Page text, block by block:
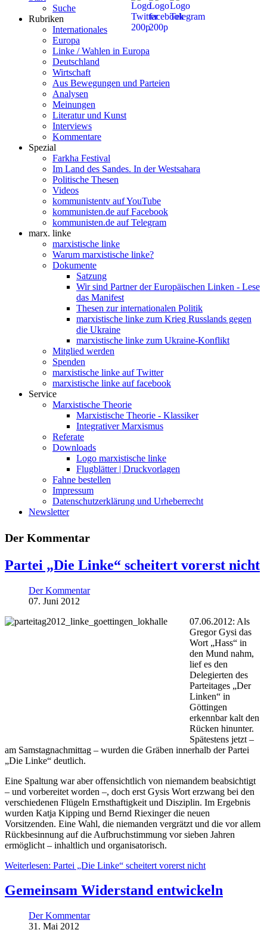
Suche
Rubriken
Internationales
Europa
Linke / Wahlen in Europa
Deutschland
Wirtschaft
Aus Bewegungen und Parteien
Analysen
Meinungen
Literatur und Kunst
Interviews
Kommentare
Spezial
Farkha Festival
Im Land des Sandes. In der Westsahara
Politische Thesen
Videos
kommunistentv auf YouTube
kommunisten.de auf Facebook
kommunisten.de auf Telegram
marx. linke
marxistische linke
Warum marxistische linke?
Dokumente
Satzung
Wir sind Partner der Europäischen Linken - Lese
das Manifest
Thesen zur internationalen Politik
marxistische linke zum Krieg Russlands gegen
die Ukraine
marxistische linke zum Ukraine-Konflikt
Mitglied werden
Spenden
marxistische linke auf Twitter
marxistische linke auf facebook
Service
Marxistische Theorie
Marxistische Theorie - Klassiker
Integrativer Marxismus
Referate
Downloads
Logo marxistische linke
Flugblätter | Druckvorlagen
Fahne bestellen
Impressum
Datenschutzerklärung und Urheberrecht
Newsletter
Der Kommentar
Partei „Die Linke“ scheitert vorerst nicht
Der Kommentar
07. Juni 2012
07.06.2012: Als
Gregor Gysi das
Wort „Hass“ in
den Mund nahm,
lief es den
Delegierten des
Parteitages „Der
Linken“ in
Göttingen
erkennbar kalt den
Rücken hinunter.
Spätestens jetzt –
am Samstagnachmittag – wurden die Gräben innerhalb der Partei
„Die Linke“ deutlich.
Eine Spaltung war aber offensichtlich von niemandem beabsichtigt
– und vorbereitet worden –, doch erst Gysis Wort erzwang bei den
verschiedenen Flügeln Ernsthaftigkeit und Disziplin. Im Ergebnis
wurden Katja Kipping und Bernd Riexinger die neuen
Vorsitzenden. Eine Wahl, die niemanden vergrätzt und die vor allem
Rückbesinnung auf die Aufbruchstimmung vor sieben Jahren
ermöglicht – inhaltlich und organisatorisch.
Weiterlesen: Partei „Die Linke“ scheitert vorerst nicht
Gemeinsam Widerstand entwickeln
Der Kommentar
31. Mai 2012